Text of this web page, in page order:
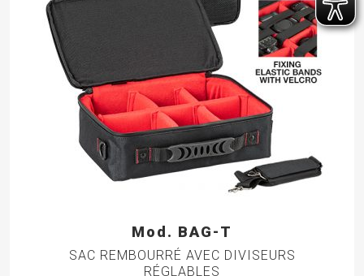
Mod. BAG-T
SAC REMBOURRÉ AVEC DIVISEURS
RÉGLABLES